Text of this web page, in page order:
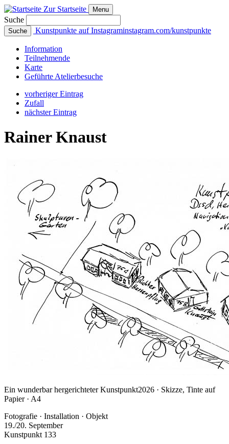
Zur Startseite Menu
Suche
Suche Kunstpunkte auf Instagraminstagram.com/kunstpunkte
Information
Teilnehmende
Karte
Geführte Atelierbesuche
vorheriger Eintrag
Zufall
nächster Eintrag
Rainer Knaust
Ein wunderbar hergerichteter Kunstpunkt2026 · Skizze, Tinte auf
Papier · A4
Fotografie · Installation · Objekt
19./20. September
Kunstpunkt 133